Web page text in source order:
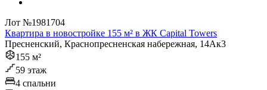
Лот №1981704
Квартира в новостройке 155 м² в ЖК Capital Towers
Пресненский, Краснопресненская набережная, 14Ак3
155 м²
59 этаж
4 спальни